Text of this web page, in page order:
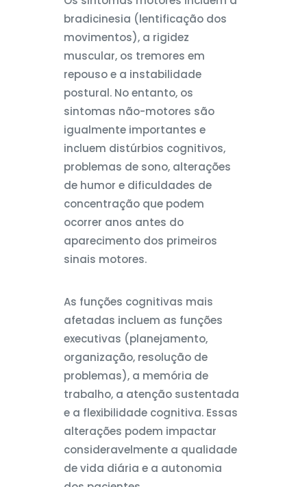
bradicinesia (lentificação dos
movimentos), a rigidez
muscular, os tremores em
repouso e a instabilidade
postural. No entanto, os
sintomas não-motores são
igualmente importantes e
incluem distúrbios cognitivos,
problemas de sono, alterações
de humor e dificuldades de
concentração que podem
ocorrer anos antes do
aparecimento dos primeiros
sinais motores.
As funções cognitivas mais
afetadas incluem as funções
executivas (planejamento,
organização, resolução de
problemas), a memória de
trabalho, a atenção sustentada
e a flexibilidade cognitiva. Essas
alterações podem impactar
consideravelmente a qualidade
de vida diária e a autonomia